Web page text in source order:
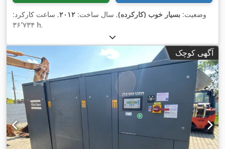
وضعیت: بسیار خوب (کارکرده), سال ساخت: ۲۰۱۲, ساعت کارکرد:
۳۶٬۷۳۴ h,
آگهی کوچک